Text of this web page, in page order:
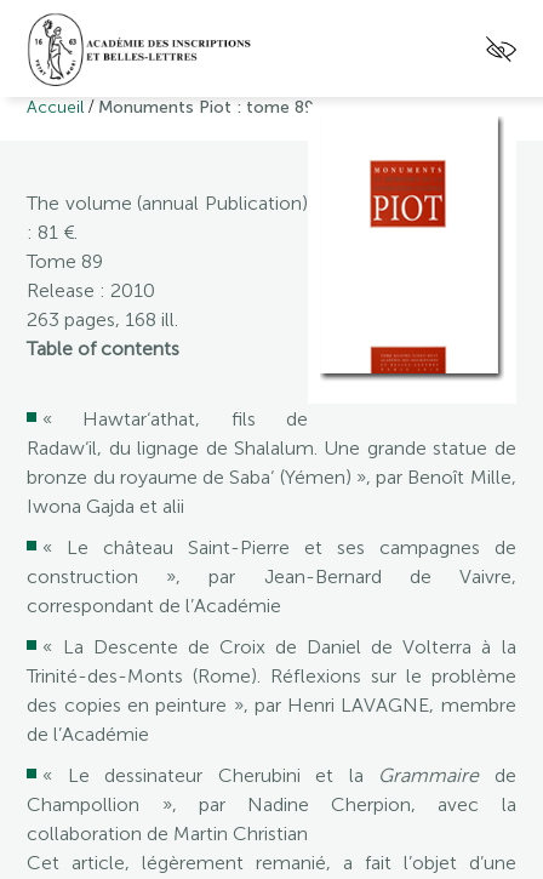
Accueil / Monuments Piot : tome 89
The volume (annual Publication)
: 81 €.
Tome 89
Release : 2010
263 pages, 168 ill.
Table of contents
« Hawtar‘athat, fils de
Radaw‘il, du lignage de Shalalum. Une grande statue de
bronze du royaume de Saba‘ (Yémen) », par Benoît Mille,
Iwona Gajda et alii
« Le château Saint-Pierre et ses campagnes de
construction », par Jean-Bernard de Vaivre,
correspondant de l’Académie
« La Descente de Croix de Daniel de Volterra à la
Trinité-des-Monts (Rome). Réflexions sur le problème
des copies en peinture », par Henri LAVAGNE, membre
de l’Académie
« Le dessinateur Cherubini et la Grammairede
Champollion », par Nadine Cherpion, avec la
collaboration de Martin Christian
Cet article, légèrement remanié, a fait l’objet d’une